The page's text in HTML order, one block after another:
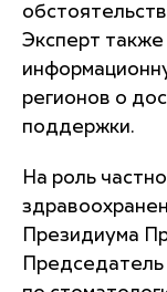
Эксперт также
регионов о
поддержки.
На роль
Президиума